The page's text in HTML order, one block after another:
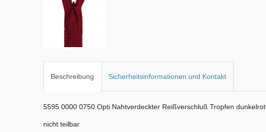
Beschreibung Sicherheitsinformationen und Kontakt
5595 0000 0750 Opti Nahtverdeckter Reißverschluß Tropfen dunkelrot
nicht teilbar